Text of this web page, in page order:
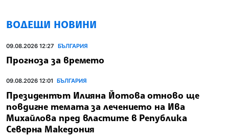
ВОДЕЩИ НОВИНИ
09.08.2026 12:27 БЪЛГАРИЯ
Прогноза за времето
09.08.2026 12:01 БЪЛГАРИЯ
Президентът Илияна Йотова отново ще
повдигне темата за лечението на Ива
Михайлова пред властите в Република
Северна Македония